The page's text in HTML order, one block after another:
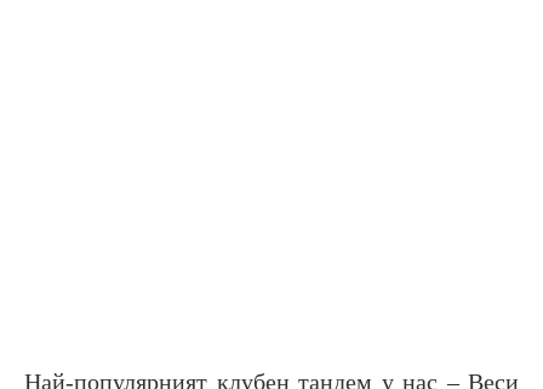
Най-популярният клубен тандем у нас – Веси